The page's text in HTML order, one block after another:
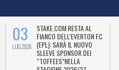
03
LUG 2026
STAKE.COM RESTA AL
FIANCO DELL’EVERTON FC
(EPL): SARÀ IL NUOVO
SLEEVE SPONSOR DEI
“TOFFEES”NELLA